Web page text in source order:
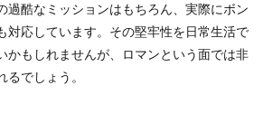
過酷なミッションはもちろん、実際にボン
対応しています。その堅牢性を日常生活で
かもしれませんが、ロマンという面では非
でしょう。